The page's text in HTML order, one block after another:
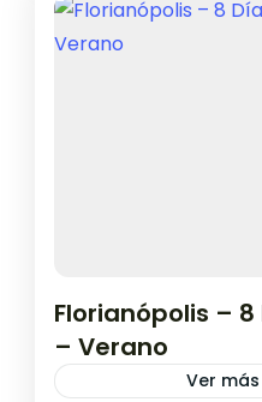
Florianópolis –
– Verano
Ver